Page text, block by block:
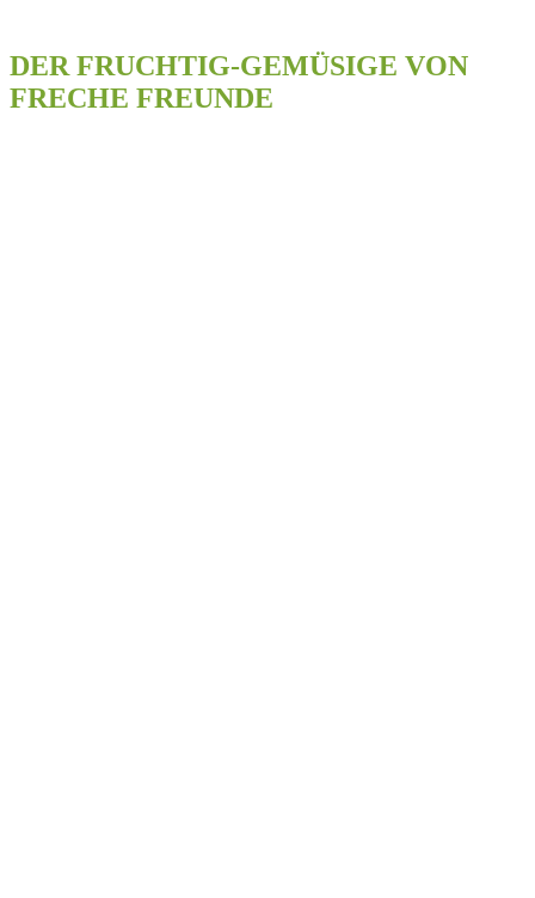
DER FRUCHTIG-GEMÜSIGE VON
FRECHE FREUNDE